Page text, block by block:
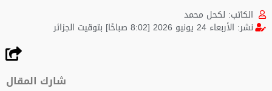
الكاتب: لكحل محمد
نشر: الأربعاء 24 يونيو 2026 [8:02 صباحًا] بتوقيت الجزائر
شارك المقال